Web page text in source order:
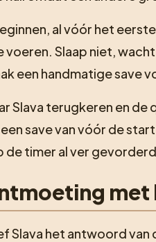
al vóór het
Slaap niet,
een handmatige save
Slava terugkeren en
save van vóór de
timer al ver
Slava het antwoord van